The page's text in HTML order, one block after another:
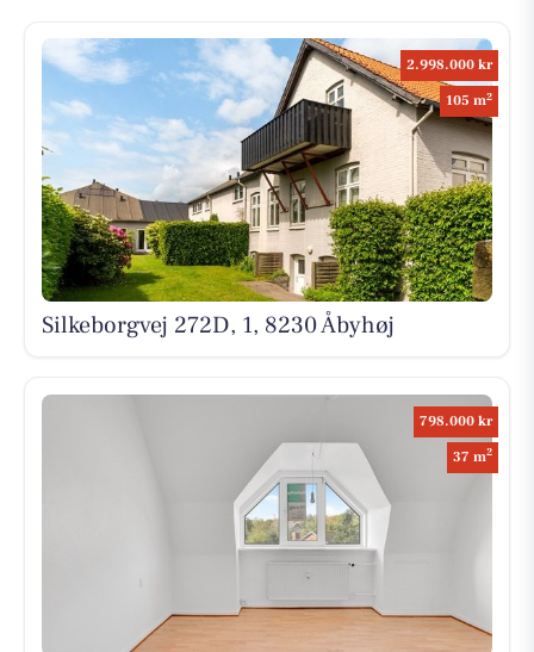
2.998.000 kr
105 m2
Silkeborgvej 272D, 1, 8230 Åbyhøj
798.000 kr
37 m2